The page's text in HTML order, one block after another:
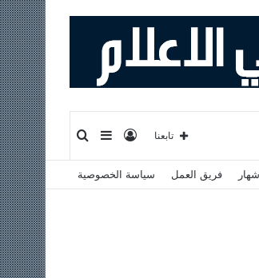
إضافة
عمود
تسجيل
الدخول
تابعنا
فريق العمل سياسة الخصوصية